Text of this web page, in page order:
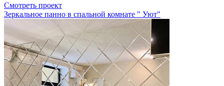
Смотреть проект
Зеркальное панно в спальной комнате " Уют"